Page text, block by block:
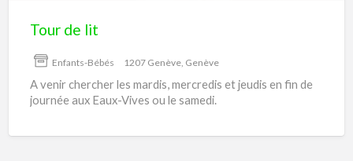
Tour de lit
Enfants-Bébés 1207 Genève, Genève
A venir chercher les mardis, mercredis et jeudis en fin de
journée aux Eaux-Vives ou le samedi.